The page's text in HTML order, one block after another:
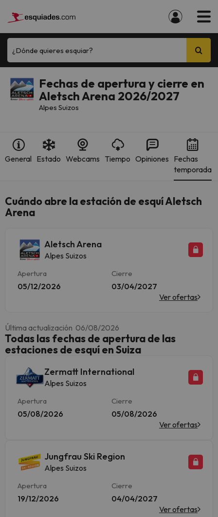
¿Dónde quieres esquiar?
Fechas de apertura y cierre en
Aletsch Arena 2026/2027
Alpes Suizos
General Estado Webcams Tiempo Opiniones Fechas
temporada
Cuándo abre la estación de esquí Aletsch
Arena
Aletsch Arena
Alpes Suizos
Apertura
05/12/2026
Cierre
03/04/2027
Ver ofertas
Última actualización 06/08/2026
Todas las fechas de apertura de las
estaciones de esquí en Suiza
Zermatt International
Alpes Suizos
Apertura
05/08/2026
Cierre
05/08/2026
Ver ofertas
Jungfrau Ski Region
Alpes Suizos
Apertura
19/12/2026
Cierre
04/04/2027
Ver ofertas